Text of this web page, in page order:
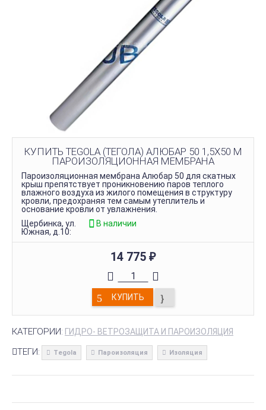
КУПИТЬ TEGOLA (ТЕГОЛА) АЛЮБАР 50 1,5Х50 М
ПАРОИЗОЛЯЦИОННАЯ МЕМБРАНА
Пароизоляционная мембрана Алюбар 50 для скатных
крыш препятствует проникновению паров теплого
влажного воздуха из жилого помещения в структуру
кровли, предохраняя тем самым утеплитель и
основание кровли от увлажнения.
Щербинка, ул.
Южная, д.10:
В наличии
14 775 ₽
КУПИТЬ
КАТЕГОРИИ: ГИДРО- ВЕТРОЗАЩИТА И ПАРОИЗОЛЯЦИЯ
ТЕГИ: Tegola Пароизоляция Изоляция